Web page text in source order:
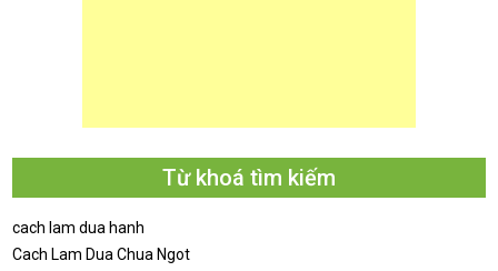
Từ khoá tìm kiếm
cach lam dua hanh
Cach Lam Dua Chua Ngot